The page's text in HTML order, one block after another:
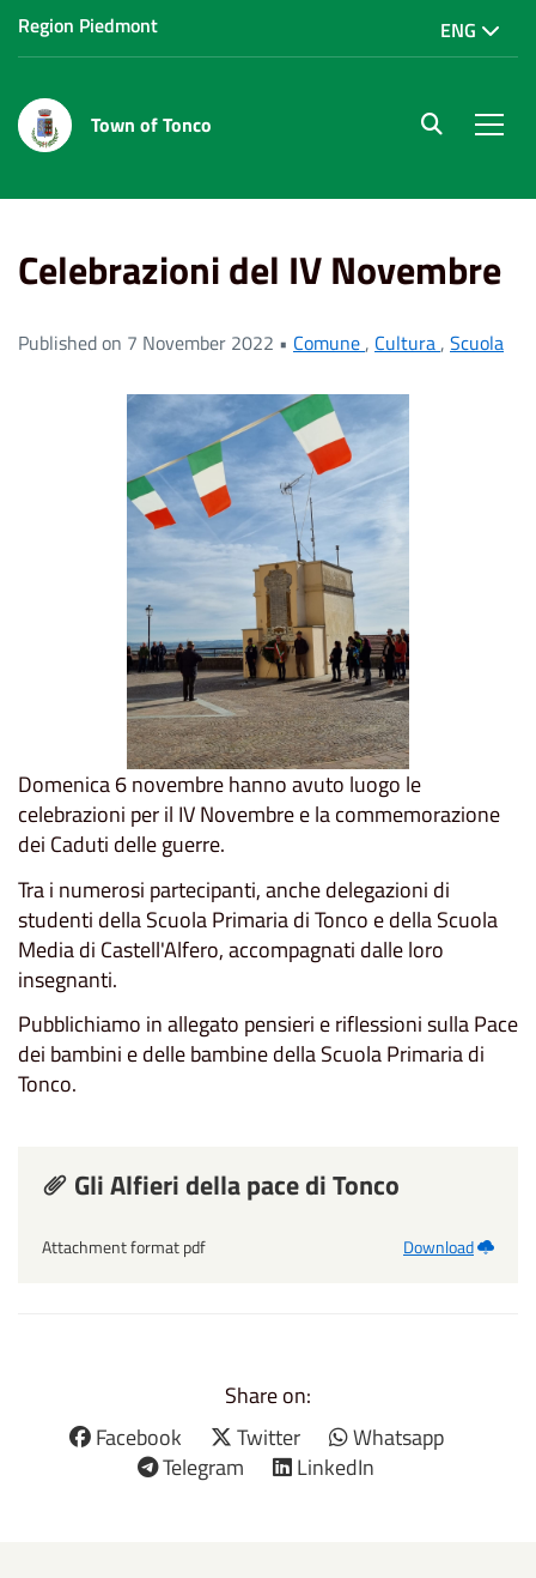
Region Piedmont ENG
Town of Tonco site.searc
Celebrazioni del IV Novembre
Published on 7 November 2022 • Comune, Cultura, Scuola
Domenica 6 novembre hanno avuto luogo le
celebrazioni per il IV Novembre e la commemorazione
dei Caduti delle guerre.
Tra i numerosi partecipanti, anche delegazioni di
studenti della Scuola Primaria di Tonco e della Scuola
Media di Castell'Alfero, accompagnati dalle loro
insegnanti.
Pubblichiamo in allegato pensieri e riflessioni sulla Pace
dei bambini e delle bambine della Scuola Primaria di
Tonco.
Gli Alfieri della pace di Tonco
Attachment format pdf Download
Share on:
Facebook
Twitter
Whatsapp
Telegram
LinkedIn